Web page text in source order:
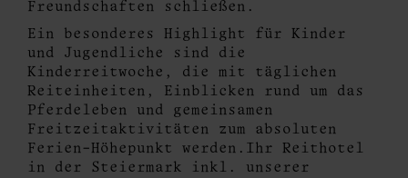
Freundschaften schließen.
Ein besonderes Highlight für Kinder
und Jugendliche sind die
Kinderreitwoche, die mit täglichen
Reiteinheiten, Einblicken rund um das
Pferdeleben und gemeinsamen
Freitzeitaktivitäten zum absoluten
Ferien-Höhepunkt werden.Ihr Reithotel
in der Steiermark inkl. unserer